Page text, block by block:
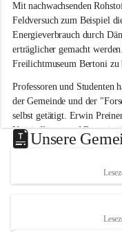
a
m
S
e
e
Mit nachwachsenden
Feldversuch zum Beispiel
Energieverbrauch durch
erträglicher gemacht
Freilichtmuseum Bertoni zu
Professoren und
der Gemeinde und der
selbst getätigt. Erwin
Neusiedlersee und Bgm.
hofft auf baldige praktische
Gerade in Zeiten des
wichtig!
Unsere